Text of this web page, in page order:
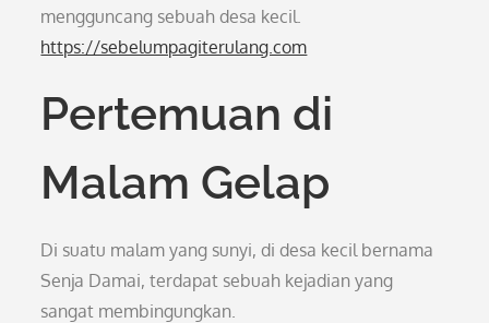
mengguncang sebuah desa kecil.
https://sebelumpagiterulang.com
Pertemuan di
Malam Gelap
Di suatu malam yang sunyi, di desa kecil bernama
Senja Damai, terdapat sebuah kejadian yang
sangat membingungkan.